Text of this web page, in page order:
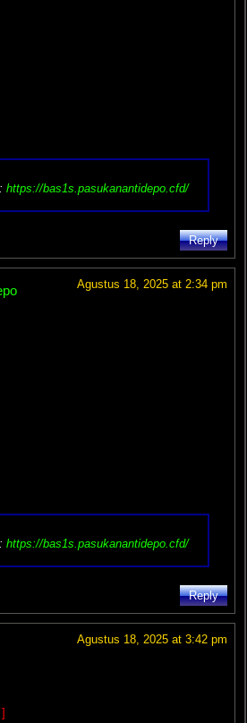
https://bas1s.pasukanantidepo.cfd/
Reply
Agustus 18, 2025 at 2:34 pm
https://bas1s.pasukanantidepo.cfd/
Reply
Agustus 18, 2025 at 3:42 pm